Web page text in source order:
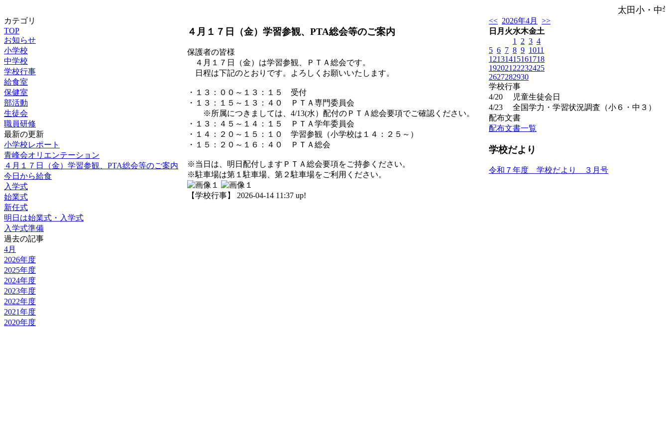
太田小・中
カテゴリ
TOP
お知らせ
小学校
中学校
学校行事
給食室
保健室
部活動
生徒会
職員研修
最新の更新
小学校レポート
青峰会オリエンテーション
４月１７日（金）学習参観、PTA総会等のご案内
今日から給食
入学式
始業式
新任式
明日は始業式・入学式
入学式準備
過去の記事
4月
2026年度
2025年度
2024年度
2023年度
2022年度
2021年度
2020年度
４月１７日（金）学習参観、PTA総会等のご案内
保護者の皆様
４月１７日（金）は学習参観、ＰＴＡ総会です。
日程は下記のとおりです。よろしくお願いいたします。
・１３：００～１３：１５ 受付
・１３：１５～１３：４０ ＰＴＡ専門委員会
※所属につきましては、4/13(水）配付のＰＴＡ総会要項でご確認ください。
・１３：４５～１４：１５ ＰＴＡ学年委員会
・１４：２０～１５：１０ 学習参観（小学校は１４：２５～）
・１５：２０～１６：４０ ＰＴＡ総会
※当日は、明日配付しますＰＴＡ総会要項をご持参ください。
※駐車場は第１駐車場、第２駐車場をご利用ください。
【学校行事】 2026-04-14 11:37 up!
<< 2026年4月
>>
日 月 火水木金土
1
2 3 4
5 6 7 8 9 1011
12131415161718
192021 22232425
2627282930
学校行事
4/20
児童生徒会日
4/23
全国学力・学習状況調査（小６・中３）
配布文書
配布文書一覧
学校だより
令和７年度 学校だより ３月号